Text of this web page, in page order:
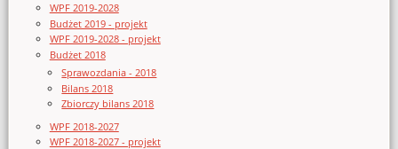
WPF 2019-2028
Budżet 2019 - projekt
WPF 2019-2028 - projekt
Budżet 2018
Sprawozdania - 2018
Bilans 2018
Zbiorczy bilans 2018
WPF 2018-2027
WPF 2018-2027 - projekt